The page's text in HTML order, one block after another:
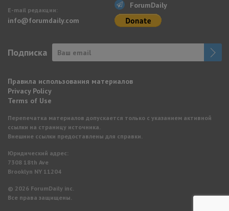
E-mail редакции:
info@forumdaily.com
ForumDaily
Подписка
Правила использования материалов
Privacy Policy
Terms of Use
Перепечатка материалов допускается только с указанием активной
ссылки на страницу источника.
Внешние ссылки предоставлены для справки.
Юридический адрес:
7308 18th Ave
Brooklyn NY 11204
© 2026 ForumDaily inc.
Все права защищены.